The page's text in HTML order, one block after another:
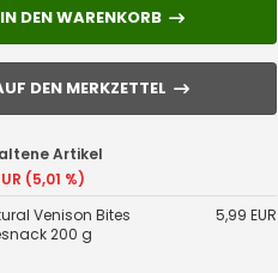
IN DEN WARENKORB
IN DEN WARENKORB
DEN MERKZETTEL
DEN MERKZETTEL
Artikel
(5,01 %)
Venison Bites
200 g
5,99 EUR